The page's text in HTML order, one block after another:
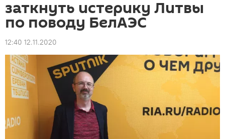
заткнуть истерику Литвы
по поводу БелАЭС
12:40 12.11.2020